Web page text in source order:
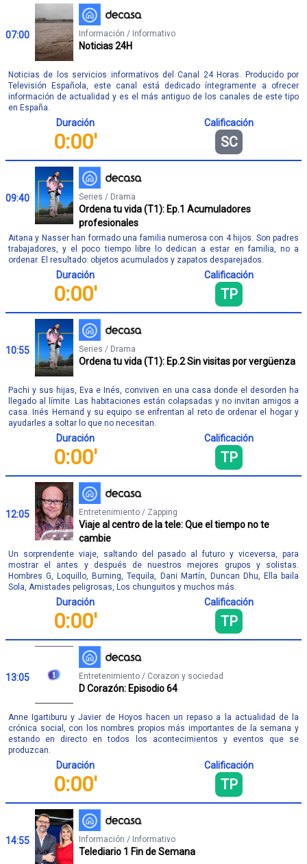
07:00 Información / Informativo
Noticias 24H
Noticias de los servicios informativos del Canal 24 Horas. Producido por
Televisión Española, este canal está dedicado íntegramente a ofrecer
información de actualidad y es el más antiguo de los canales de este tipo
en España.
Duración
0:00'
Calificación
SC
09:40 Series / Drama
Ordena tu vida (T1): Ep.1 Acumuladores
profesionales
Aitana y Nasser han formado una familia numerosa con 4 hijos. Son padres
trabajadores, y el poco tiempo libre lo dedican a estar en familia, no a
ordenar. El resultado: objetos acumulados y zapatos desparejados.
Duración
0:00'
Calificación
TP
10:55 Series / Drama
Ordena tu vida (T1): Ep.2 Sin visitas por vergüenza
Pachi y sus hijas, Eva e Inés, conviven en una casa donde el desorden ha
llegado al límite. Las habitaciones están colapsadas y no invitan amigos a
casa. Inés Hernand y su equipo se enfrentan al reto de ordenar el hogar y
ayudarles a soltar lo que no necesitan.
Duración
0:00'
Calificación
TP
12:05 Entretenimiento / Zapping
Viaje al centro de la tele: Que el tiempo no te
cambie
Un sorprendente viaje, saltando del pasado al futuro y viceversa, para
mostrar el antes y después de nuestros mejores grupos y solistas.
Hombres G, Loquillo, Burning, Tequila, Dani Martín, Duncan Dhu, Ella baila
Sola, Amistades peligrosas, Los chunguitos y muchos más.
Duración
0:00'
Calificación
TP
13:05 Entretenimiento / Corazon y sociedad
D Corazón: Episodio 64
Anne Igartiburu y Javier de Hoyos hacen un repaso a la actualidad de la
crónica social, con los nombres propios más importantes de la semana y
estando en directo en todos los acontecimientos y eventos que se
produzcan.
Duración
0:00'
Calificación
TP
14:55 Información / Informativo
Telediario 1 Fin de Semana